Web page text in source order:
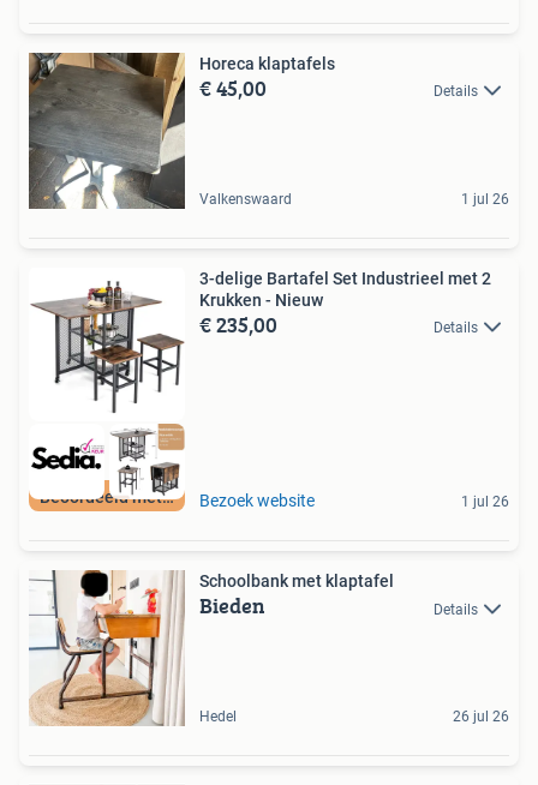
Horeca klaptafels
€ 45,00 Details
Valkenswaard 1 jul 26
Beoordeeld met 9+
3-delige Bartafel Set Industrieel met 2
Krukken - Nieuw
€ 235,00 Details
Bezoek website 1 jul 26
Schoolbank met klaptafel
Bieden Details
Hedel 26 jul 26